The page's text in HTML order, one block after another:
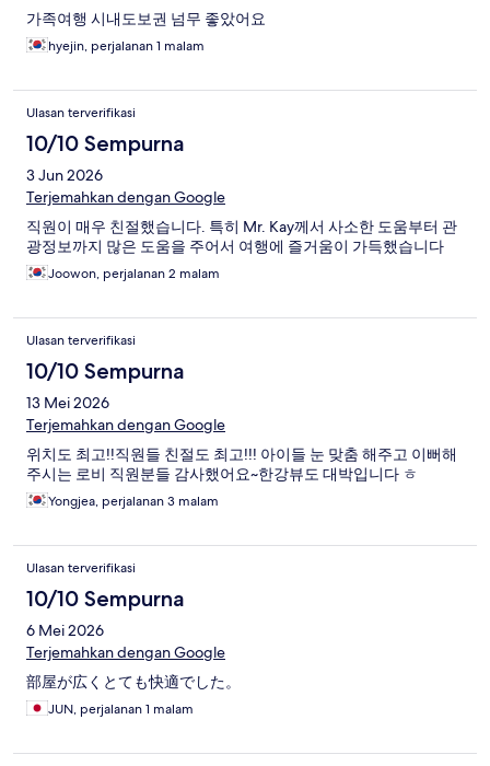
가족여행 시내도보권 넘무 좋았어요
hyejin, perjalanan 1 malam
Ulasan terverifikasi
10/10 Sempurna
3 Jun 2026
Terjemahkan dengan Google
직원이 매우 친절했습니다. 특히 Mr. Kay께서 사소한 도움부터 관
광정보까지 많은 도움을 주어서 여행에 즐거움이 가득했습니다
Joowon, perjalanan 2 malam
Ulasan terverifikasi
10/10 Sempurna
13 Mei 2026
Terjemahkan dengan Google
위치도 최고!!직원들 친절도 최고!!! 아이들 눈 맞춤 해주고 이뻐해
주시는 로비 직원분들 감사했어요~한강뷰도 대박입니다 ㅎ
Yongjea, perjalanan 3 malam
Ulasan terverifikasi
10/10 Sempurna
6 Mei 2026
Terjemahkan dengan Google
部屋が広くとても快適でした。
JUN, perjalanan 1 malam